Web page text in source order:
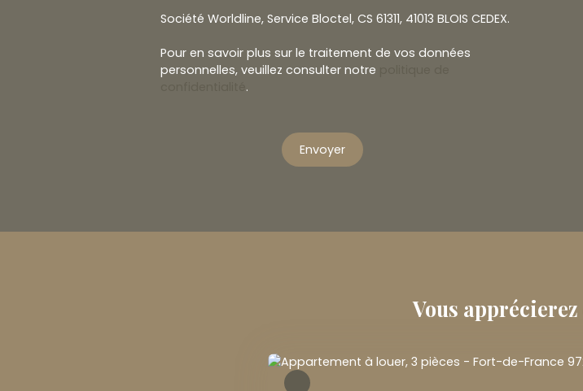
Société Worldline, Service Bloctel, CS 61311, 41013 BLOIS CEDEX.
Pour en savoir plus sur le traitement de vos données
personnelles, veuillez consulter notre
.
Envoyer
Vous apprécierez